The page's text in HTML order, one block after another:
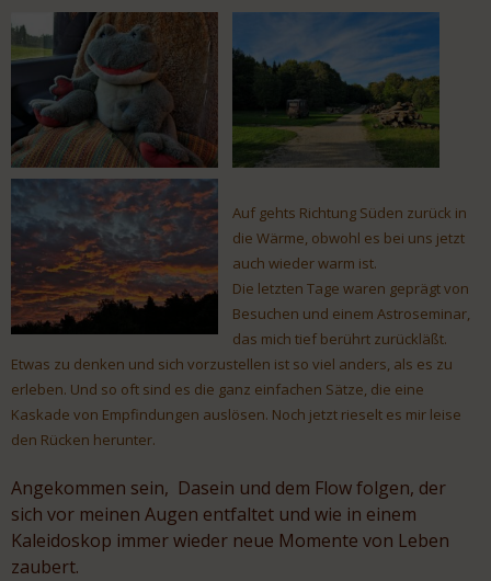
Auf gehts Richtung Süden zurück in
die Wärme, obwohl es bei uns jetzt
auch wieder warm ist.
Die letzten Tage waren geprägt von
Besuchen und einem Astroseminar,
das mich tief berührt zurückläßt.
Etwas zu denken und sich vorzustellen ist so viel anders, als es zu
erleben. Und so oft sind es die ganz einfachen Sätze, die eine
Kaskade von Empfindungen auslösen. Noch jetzt rieselt es mir leise
den Rücken herunter.
Angekommen sein, Dasein und dem Flow folgen, der
sich vor meinen Augen entfaltet und wie in einem
Kaleidoskop immer wieder neue Momente von Leben
zaubert.